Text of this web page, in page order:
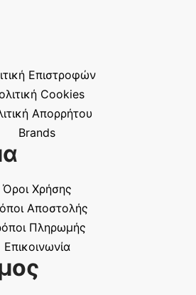
Όροι Χρήσης
Αποστολής
Πληρωμής
Επικοινωνία
Επιστροφών
Cookies
Απορρήτου
Brands